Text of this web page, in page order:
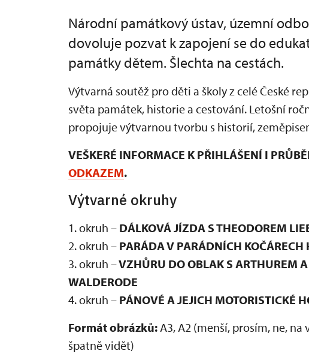
Národní památkový ústav, územní
dovoluje pozvat k zapojení se do
památky dětem. Šlechta na cestách.
Výtvarná soutěž pro děti a školy z celé České
světa památek, historie a cestování. Letošní
propojuje výtvarnou tvorbu s historií,
VEŠKERÉ INFORMACE K PŘIHLÁŠENÍ I
ODKAZEM.
Výtvarné okruhy
1. okruh – DÁLKOVÁ JÍZDA S THEODOREM
2. okruh – PARÁDA V PARÁDNÍCH KOČÁRECH
3. okruh –VZHŮRU DO OBLAK S ARTHUREM
WALDERODE
4. okruh – PÁNOVÉ A JEJICH MOTORISTICKÉ
Formát obrázků: A3, A2 (menší, prosím, ne,
špatně vidět)